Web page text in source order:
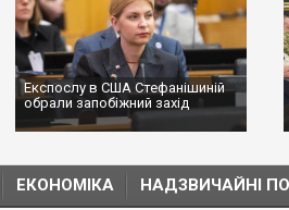
Експослу в США Стефанішиній
обрали запобіжний захід
ЕКОНОМІКА НАДЗВИЧАЙНІ